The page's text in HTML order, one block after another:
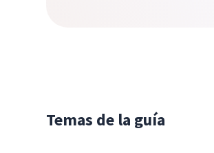
Temas de la guía